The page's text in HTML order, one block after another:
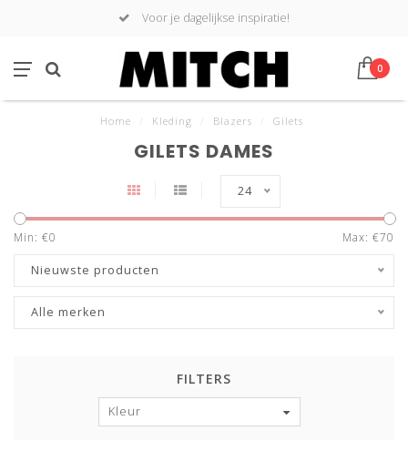
Voor je dagelijkse inspiratie!
0
Home Kleding Blazers Gilets
GILETS DAMES
24
Min: €0 Max: €70
Nieuwste producten
Alle merken
FILTERS
Kleur